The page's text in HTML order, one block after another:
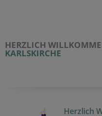
HERZLICH
KARLSKIRCHE
Herzlich